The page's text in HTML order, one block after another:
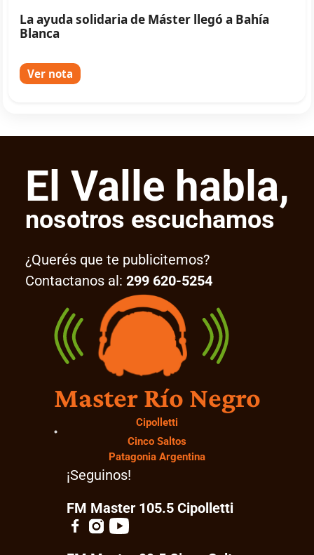
La ayuda solidaria de Máster llegó a Bahía
Blanca
Ver nota
El Valle habla,
nosotros escuchamos
¿Querés que te publicitemos?
Contactanos al: 299 620-5254
Master Río Negro
Cipolletti
Cinco Saltos
Patagonia Argentina
¡Seguinos!
FM Master 105.5 Cipolletti